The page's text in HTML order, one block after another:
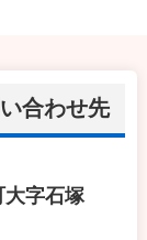
合わせ先
大字石塚